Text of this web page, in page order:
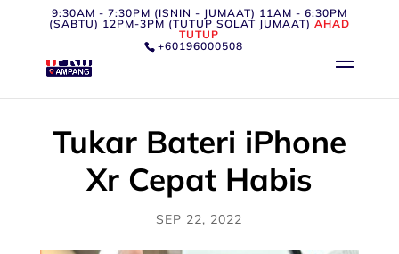
9:30AM - 7:30PM (ISNIN - JUMAAT) 11AM - 6:30PM
(SABTU) 12PM-3PM (TUTUP SOLAT JUMAAT) AHAD
TUTUP
+60196000508
Tukar Bateri iPhone
Xr Cepat Habis
SEP 22, 2022